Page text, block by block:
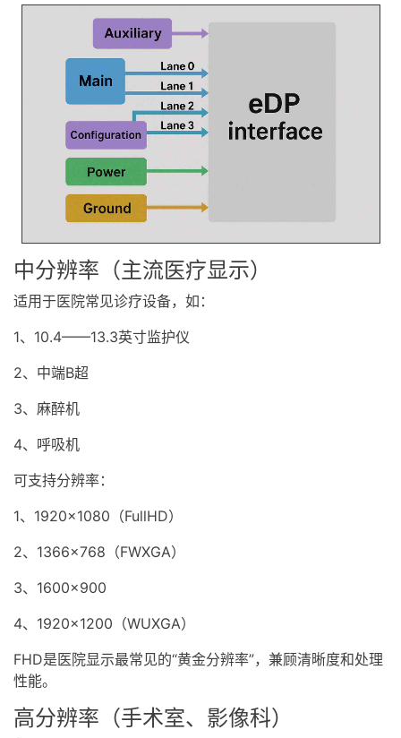
中分辨率（主流医疗显示）
适用于医院常见诊疗设备，如：
1、10.4——13.3英寸监护仪
2、中端B超
3、麻醉机
4、呼吸机
可支持分辨率：
1、1920×1080（FullHD）
2、1366×768（FWXGA）
3、1600×900
4、1920×1200（WUXGA）
FHD是医院显示最常见的“黄金分辨率”，兼顾清晰度和处理
性能。
高分辨率（手术室、影像科）